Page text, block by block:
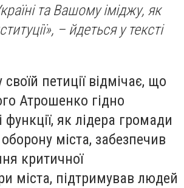
та Вашому іміджу, як
– йдеться у тексті
петиції відмічає, що
Атрошенко гідно
функції, як лідера громади
міста, забезпечив
критичної
міста, підтримував людей